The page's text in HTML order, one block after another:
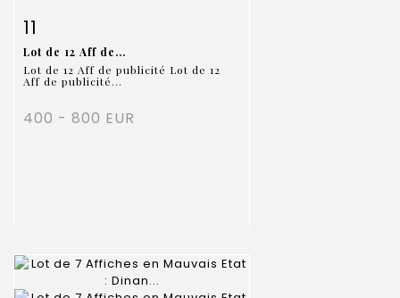
11
Lot de 12 Aff de...
Lot de 12 Aff de publicité Lot de 12
Aff de publicité...
400 - 800 EUR